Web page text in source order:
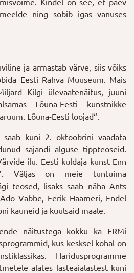
Kindel on see, et päev
ning sobib igas vanuses
ja armastab värve, siis võiks
Eesti Rahva Muuseum. Mais
Kilgi ülevaatenäitus, juuni
Lõuna-Eesti kunstnikke
Lõuna-Eesti loojad“.
kuni 2. oktoobrini vaadata
sajandi alguse tippteoseid.
ilu. Eesti kuldaja kunst Enn
Väljas on meie tuntuima
teosed, lisaks saab näha Ants
Vabbe, Eerik Haameri, Endel
kauneid ja kuulsaid maale.
näitustega kokku ka ERMi
kus kesksel kohal on
Haridusprogramme
alates lasteaialastest kuni